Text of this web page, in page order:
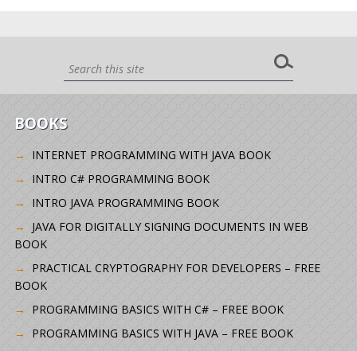
BOOKS
INTERNET PROGRAMMING WITH JAVA BOOK
INTRO C# PROGRAMMING BOOK
INTRO JAVA PROGRAMMING BOOK
JAVA FOR DIGITALLY SIGNING DOCUMENTS IN WEB
BOOK
PRACTICAL CRYPTOGRAPHY FOR DEVELOPERS – FREE
BOOK
PROGRAMMING BASICS WITH C# – FREE BOOK
PROGRAMMING BASICS WITH JAVA – FREE BOOK